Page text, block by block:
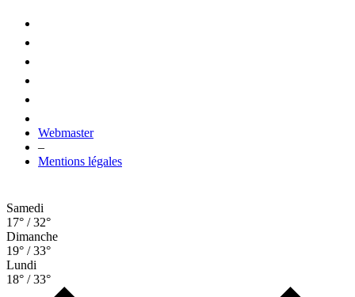
Webmaster
–
Mentions légales
Samedi
17° / 32°
Dimanche
19° / 33°
Lundi
18° / 33°